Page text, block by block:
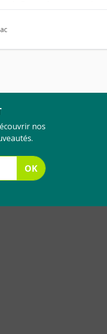
nos
OK